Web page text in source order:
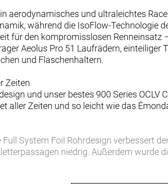
aerodynamisches und ultraleichtes
während die IsoFlow-Technologie
für den kompromisslosen Renneinsatz
Aeolus Pro 51 Laufrädern, einteiliger
und Flaschenhaltern.
Zeiten
und unser bestes 900 Series OCLV
aller Zeiten und so leicht wie das
System Foil Rohrdesign verbessert
niedrig. Außerdem wurde